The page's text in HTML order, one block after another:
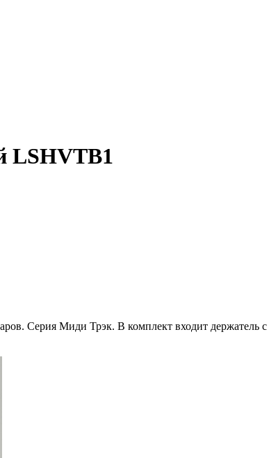
LSHVTB1
Серия Миди Трэк. В комплект входит